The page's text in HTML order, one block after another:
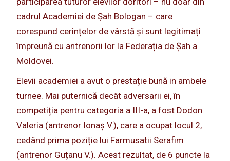
cadrul Academiei de Șah Bologan – care
corespund cerințelor de vârstă și sunt legitimați
împreună cu antrenorii lor la Federația de Șah a
Moldovei.
Elevii academiei a avut o prestație bună in ambele
turnee. Mai puternică decât adversarii ei, în
competiția pentru categoria a III-a, a fost Dodon
Valeria (antrenor Ionaș V.), care a ocupat locul 2,
cedând prima poziție lui Farmusatii Serafim
(antrenor Guțanu V.). Acest rezultat, de 6 puncte la